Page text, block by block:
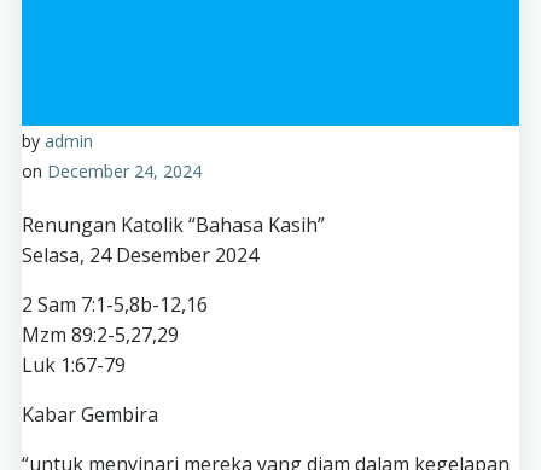
by admin
on December 24, 2024
Renungan Katolik “Bahasa Kasih”
Selasa, 24 Desember 2024
2 Sam 7:1-5,8b-12,16
Mzm 89:2-5,27,29
Luk 1:67-79
Kabar Gembira
“untuk menyinari mereka yang diam dalam kegelapan